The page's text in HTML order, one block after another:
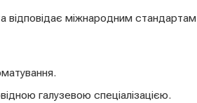
відповідає міжнародним стандартам
галузевою спеціалізацією.